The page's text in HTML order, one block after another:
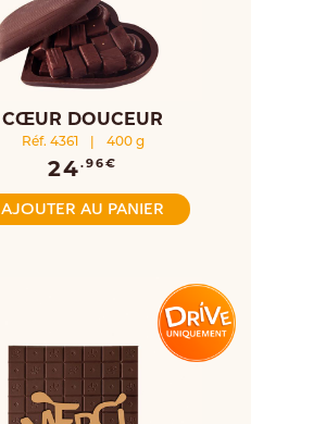
CŒUR DOUCEUR
Réf. 4361 400 g
24.96€
AJOUTER AU PANIER